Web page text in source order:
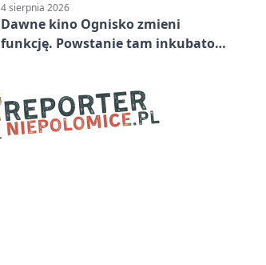
4 sierpnia 2026
Dawne kino Ognisko zmieni
funkcję. Powstanie tam inkubator